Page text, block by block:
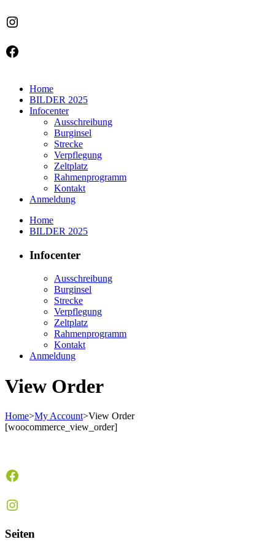
Instagram
Facebook
Home
BILDER 2025
Infocenter
Ausschreibung
Burginsel
Strecke
Verpflegung
Zeltplatz
Rahmenprogramm
Kontakt
Anmeldung
Home
BILDER 2025
Infocenter
Ausschreibung
Burginsel
Strecke
Verpflegung
Zeltplatz
Rahmenprogramm
Kontakt
Anmeldung
View Order
Home>My Account>View Order
[woocommerce_view_order]
Facebook
Instagram
Seiten